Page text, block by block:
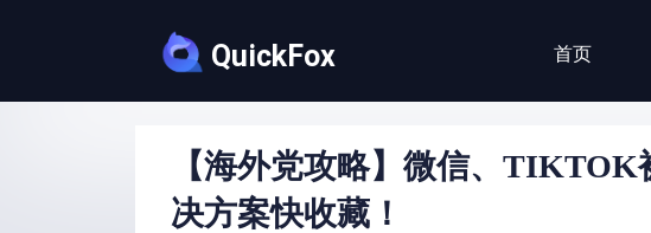
QuickFox 首页
【海外党攻略】微信、
决方案快收藏！